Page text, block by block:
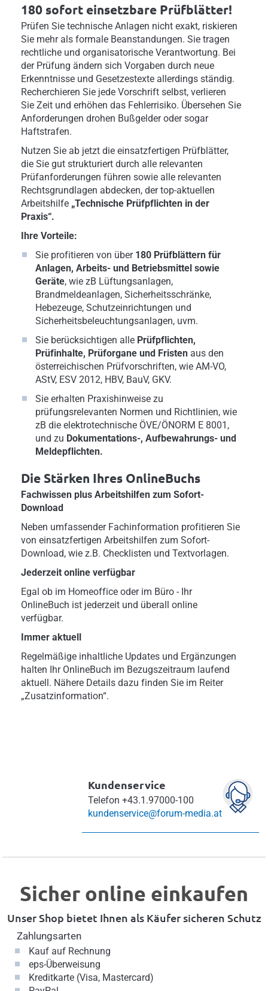
180 sofort einsetzbare Prüfblätter!
Prüfen Sie technische Anlagen nicht exakt, riskieren
Sie mehr als formale Beanstandungen. Sie tragen
rechtliche und organisatorische Verantwortung. Bei
der Prüfung ändern sich Vorgaben durch neue
Erkenntnisse und Gesetzestexte allerdings ständig.
Recherchieren Sie jede Vorschrift selbst, verlieren
Sie Zeit und erhöhen das Fehlerrisiko. Übersehen Sie
Anforderungen drohen Bußgelder oder sogar
Haftstrafen.
Nutzen Sie ab jetzt die einsatzfertigen Prüfblätter,
die Sie gut strukturiert durch alle relevanten
Prüfanforderungen führen sowie alle relevanten
Rechtsgrundlagen abdecken, der top-aktuellen
Arbeitshilfe „Technische Prüfpflichten in der
Praxis“.
Ihre Vorteile:
Sie profitieren von über 180 Prüfblättern für
Anlagen, Arbeits- und Betriebsmittel sowie
Geräte, wie zB Lüftungsanlagen,
Brandmeldeanlagen, Sicherheitsschränke,
Hebezeuge, Schutzeinrichtungen und
Sicherheitsbeleuchtungsanlagen, uvm.
Sie berücksichtigen alle Prüfpflichten,
Prüfinhalte, Prüforgane und Fristen aus den
österreichischen Prüfvorschriften, wie AM-VO,
AStV, ESV 2012, HBV, BauV, GKV.
Sie erhalten Praxishinweise zu
prüfungsrelevanten Normen und Richtlinien, wie
zB die elektrotechnische ÖVE/ÖNORM E 8001,
und zu Dokumentations-, Aufbewahrungs- und
Meldepflichten.
Die Stärken Ihres OnlineBuchs
Fachwissen plus Arbeitshilfen zum Sofort-
Download
Neben umfassender Fachinformation profitieren Sie
von einsatzfertigen Arbeitshilfen zum Sofort-
Download, wie z.B. Checklisten und Textvorlagen.
Jederzeit online verfügbar
Egal ob im Homeoffice oder im Büro - Ihr
OnlineBuch ist jederzeit und überall online
verfügbar.
Immer aktuell
Regelmäßige inhaltliche Updates und Ergänzungen
halten Ihr OnlineBuch im Bezugszeitraum laufend
aktuell. Nähere Details dazu finden Sie im Reiter
„Zusatzinformation“.
Kundenservice
Telefon +43.1.97000-100
kundenservice@forum-media.at
Sicher online einkaufen
Unser Shop bietet Ihnen als Käufer sicheren Schutz
Zahlungsarten
Kauf auf Rechnung
eps-Überweisung
Kreditkarte (Visa, Mastercard)